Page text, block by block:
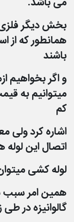
بخش دیگر
همانطور که
باشند
و اگربخواهیم
میتوانیم به
کم
اشاره کرد ولی
اتصال این
لولهکشی
همین امر سبب
گالوانیزه در